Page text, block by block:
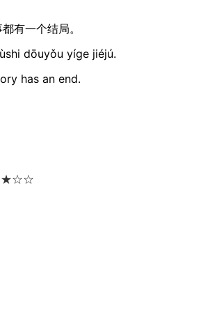
有一个结局。
dōuyǒu yíɡe jiéjú.
has an end.
★☆☆